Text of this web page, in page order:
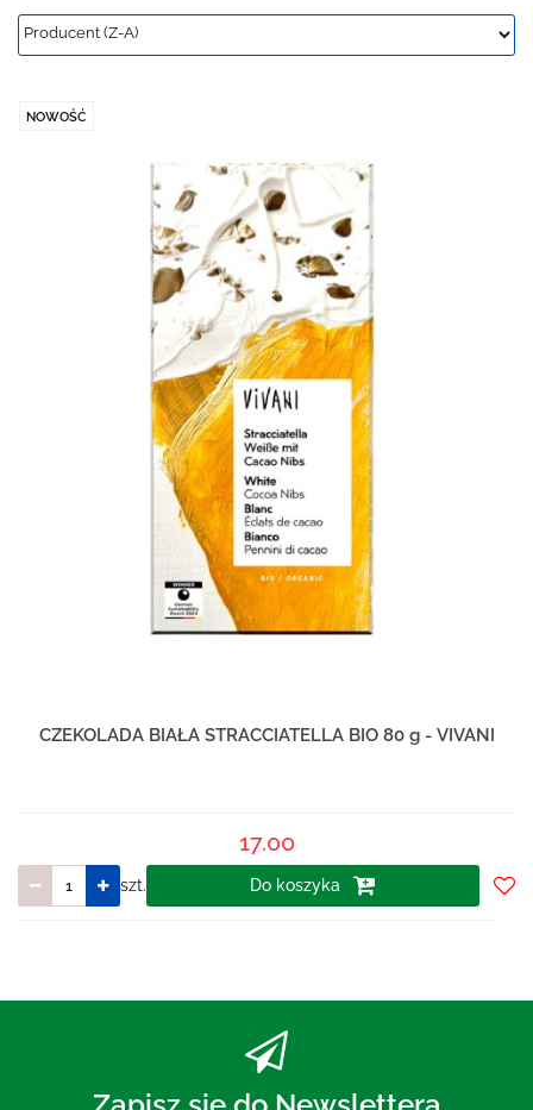
NOWOŚĆ
CZEKOLADA BIAŁA STRACCIATELLA BIO 80 g - VIVANI
17.00
szt. Do koszyka